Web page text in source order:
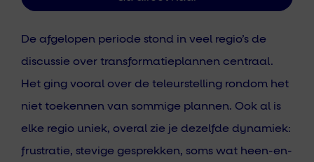
De afgelopen periode stond in veel regio’s de
discussie over transformatieplannen centraal.
Het ging vooral over de teleurstelling rondom het
niet toekennen van sommige plannen. Ook al is
elke regio uniek, overal zie je dezelfde dynamiek:
frustratie, stevige gesprekken, soms wat heen-en-